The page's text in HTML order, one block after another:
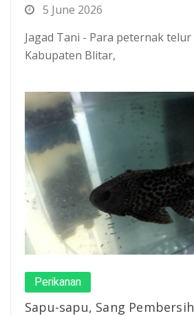
5 June 2026
Jagad Tani - Para peternak telur
Kabupaten Blitar,
Perikanan
Sapu-sapu, Sang